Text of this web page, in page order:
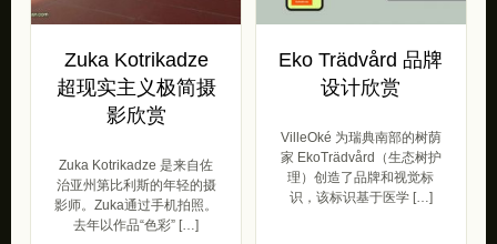
Zuka Kotrikadze
超现实主义极简摄
影欣赏
Zuka Kotrikadze 是来自佐
治亚州第比利斯的年轻的摄
影师。Zuka通过手机拍照。
去年以作品“色彩” […]
Eko Trädvård 品牌
设计欣赏
VilleOké 为瑞典南部的树荫
家 EkoTrädvård（生态树护
理）创造了品牌和视觉标
识，该标识基于医学 […]